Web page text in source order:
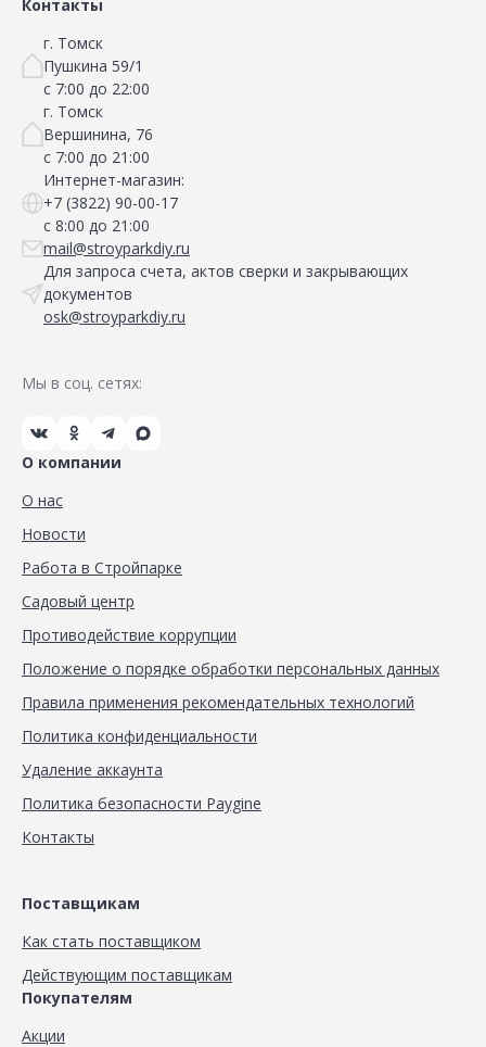
Контакты
г. Томск
Пушкина 59/1
с 7:00 до 22:00
г. Томск
Вершинина, 76
с 7:00 до 21:00
Интернет-магазин:
+7 (3822) 90-00-17
с 8:00 до 21:00
mail@stroyparkdiy.ru
Для запроса счета, актов сверки и закрывающих
документов
osk@stroyparkdiy.ru
Мы в соц. сетях:
О компании
О нас
Новости
Работа в Стройпарке
Садовый центр
Противодействие коррупции
Положение о порядке обработки персональных данных
Правила применения рекомендательных технологий
Политика конфиденциальности
Удаление аккаунта
Политика безопасности Paygine
Контакты
Поставщикам
Как стать поставщиком
Действующим поставщикам
Покупателям
Акции